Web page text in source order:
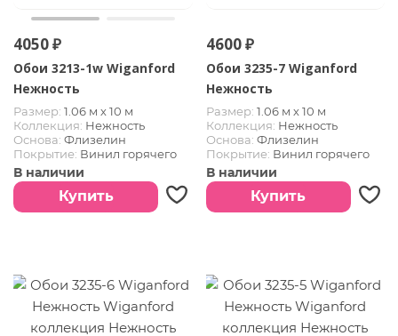
4050 ₽
Обои 3213-1w Wiganford
Нежность
Размер: 1.06 м х 10 м
Коллекция: Нежность
Основа: Флизелин
Покрытие: Винил горячего
тиснения
В наличии
Купить
4600 ₽
Обои 3235-7 Wiganford
Нежность
Размер: 1.06 м х 10 м
Коллекция: Нежность
Основа: Флизелин
Покрытие: Винил горячего
тиснения
В наличии
Купить